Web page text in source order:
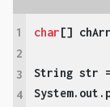
1
2
3
4
char []
String str